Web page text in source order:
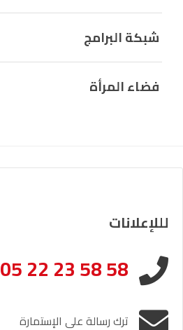
شبكة البرامج
فضاء المرأة
لللإعلانات
05 22 23 58 58
ترك رسالة على الإستمارة